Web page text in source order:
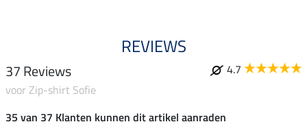
REVIEWS
37 Reviews
4.7
voor Zip-shirt Sofie
35 van 37 Klanten kunnen dit artikel aanraden